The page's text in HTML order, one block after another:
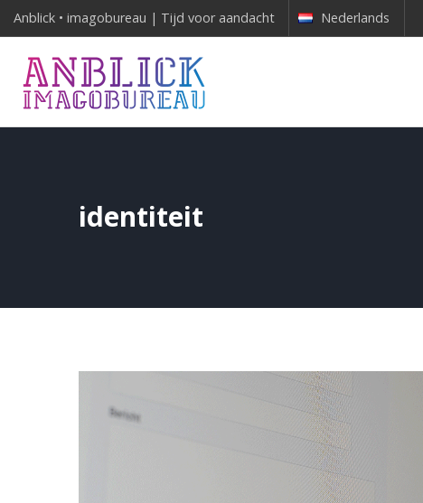
Anblick • imagobureau | Tijd voor aandacht Nederlands
identiteit